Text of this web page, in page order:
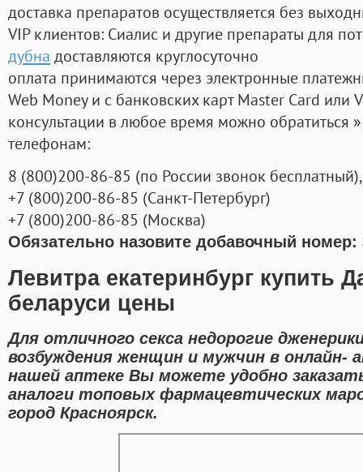
доставка препаратов осуществляется без
VIP клиентов: Сиалис и другие препараты для
дубна доставляются круглосуточно
оплата принимаются через электронные
Web Money и с банковских карт Master Card или
консультации в любое время можно обратиться
телефонам:
8 (800)200-86-85 (по России звонок бесплатный),
+7 (800)200-86-85 (Санкт-Петербург)
+7 (800)200-86-85 (Москва)
Обязательно назовите добавочный номер:
Левитра екатеринбург купить
беларуси цены
Для отличного секса недорогие
возбуждения женщин и мужчин в онлайн-
нашей аптеке Вы можете удобно
аналоги топовых фармацевтических
город Красноярск.